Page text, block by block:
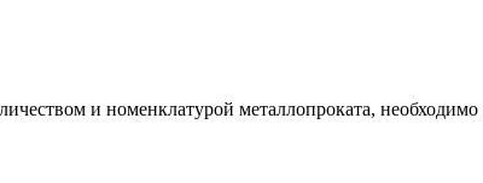
и номенклатурой металлопроката,